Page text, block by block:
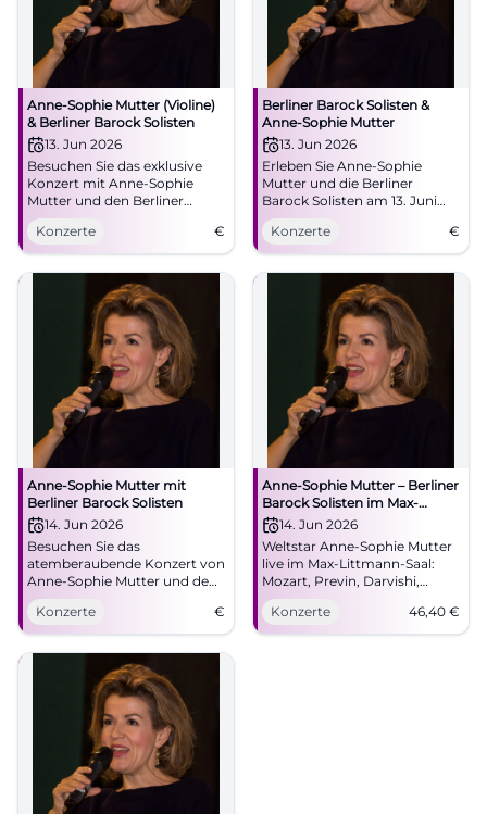
Anne-Sophie Mutter (Violine)
& Berliner Barock Solisten
13. Jun 2026
Besuchen Sie das exklusive
Konzert mit Anne-Sophie
Mutter und den Berliner
Barock Solisten am 13. Juni
2026 im Audimax
Regensburg.
Konzerte €
Berliner Barock Solisten &
Anne-Sophie Mutter
13. Jun 2026
Erleben Sie Anne-Sophie
Mutter und die Berliner
Barock Solisten am 13. Juni
2026 im Audimax
Regensburg.
Konzerte €
Anne-Sophie Mutter mit
Berliner Barock Solisten
14. Jun 2026
Besuchen Sie das
atemberaubende Konzert von
Anne-Sophie Mutter und den
Berliner Barock Solisten am
14. Juni 2026 im Max-
Littmann-Saal.
Konzerte €
Anne-Sophie Mutter – Berliner
Barock Solisten im Max-
Littmann-Saal
14. Jun 2026
Weltstar Anne-Sophie Mutter
live im Max-Littmann-Saal:
Mozart, Previn, Darvishi,
brillante Akustik. So.,
14.06.2026, 19:30 Uhr, Tickets
ab 46,40 €. Erleben, teilen,
Konzerte 46,40 €